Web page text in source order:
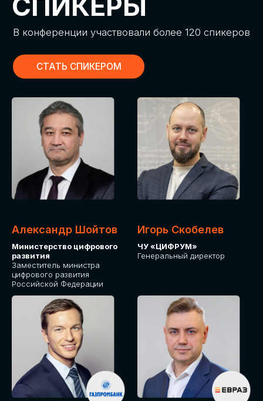
Александр Шойтов
Министерство цифрового
развития
Заместитель министра
цифрового развития
Российской Федерации
Игорь Скобелев
ЧУ «ЦИФРУМ»
Генеральный директор